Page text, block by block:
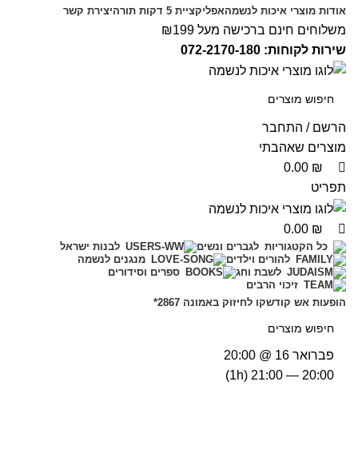
אודות מוצרי איכות לנשמהאפליקציית 5 דקות תורה יצירת קשר
משלוחים חינם ברכישה מעל ₪199
שירות לקוחות: 072-2170-180
הרשם / התחבר
מוצרים שאהבתי
0.00 ₪
תפריט
0.00 ₪
כל הקטגוריות לגברים ונשים
לבנות ישראל
להורים וילדים
מנגנים לנשמה
לשבת וחג
ספרים וסידורים
זיכוי הרבים
הופעות אש קודשקו לחיזוק באמונה 2867*
פברואר 16 @ 20:00
20:00 — 21:00
(1h)